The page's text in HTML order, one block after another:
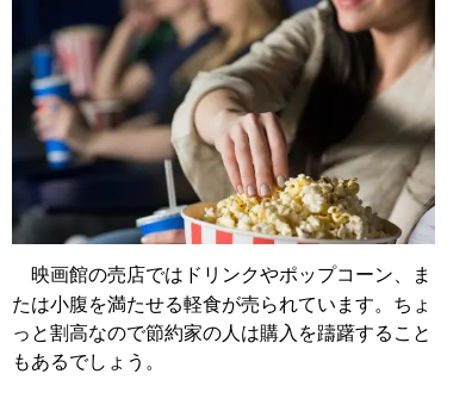
映画館の売店ではドリンクやポップコーン、ま
たは小腹を満たせる軽食が売られています。ちょ
っと割高なので節約家の人は購入を躊躇すること
もあるでしょう。